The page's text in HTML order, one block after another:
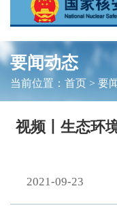
要闻动态
当前位置： 首页> 要
视频丨生态环
2021-09-23